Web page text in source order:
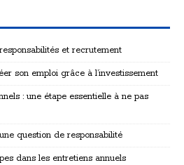
et recrutement
son emploi grâce à l’investissement
: une étape essentielle à ne pas
question de responsabilité
dans les entretiens annuels